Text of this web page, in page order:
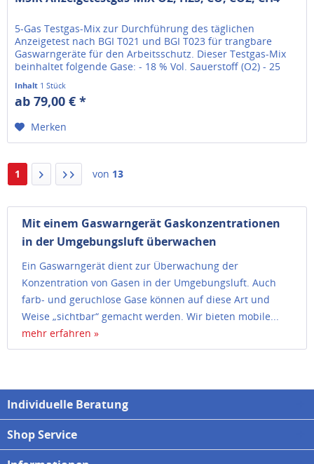
5-Gas Testgas-Mix zur Durchführung des täglichen
Anzeigetest nach BGI T021 und BGI T023 für trangbare
Gaswarngeräte für den Arbeitsschutz. Dieser Testgas-Mix
beinhaltet folgende Gase: - 18 % Vol. Sauerstoff (O2) - 25
ppm...
Inhalt 1 Stück
ab 79,00 € *
Merken
1 von 13
Mit einem Gaswarngerät Gaskonzentrationen
in der Umgebungsluft überwachen
Ein Gaswarngerät dient zur Überwachung der
Konzentration von Gasen in der Umgebungsluft. Auch
farb- und geruchlose Gase können auf diese Art und
Weise „sichtbar“ gemacht werden. Wir bieten mobile...
mehr erfahren »
Individuelle Beratung
Shop Service